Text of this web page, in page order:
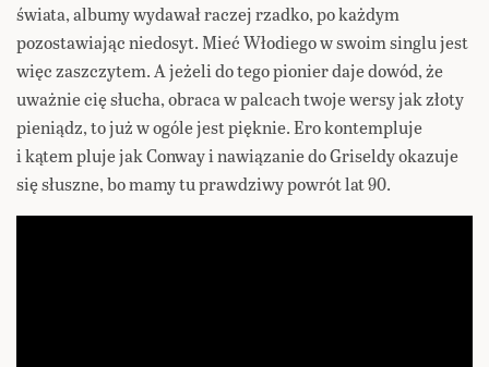
świata, albumy wydawał raczej rzadko, po każdym
pozostawiając niedosyt. Mieć Włodiego w swoim singlu jest
więc zaszczytem. A jeżeli do tego pionier daje dowód, że
uważnie cię słucha, obraca w palcach twoje wersy jak złoty
pieniądz, to już w ogóle jest pięknie. Ero kontempluje
i kątem pluje jak Conway i nawiązanie do Griseldy okazuje
się słuszne, bo mamy tu prawdziwy powrót lat 90.